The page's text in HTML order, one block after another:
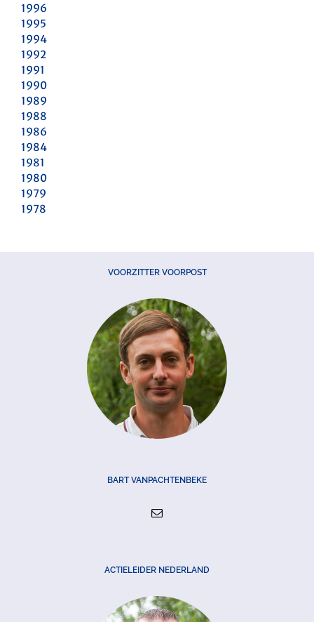
1996
1995
1994
1992
1991
1990
1989
1988
1986
1984
1981
1980
1979
1978
VOORZITTER VOORPOST
BART VANPACHTENBEKE
ACTIELEIDER NEDERLAND